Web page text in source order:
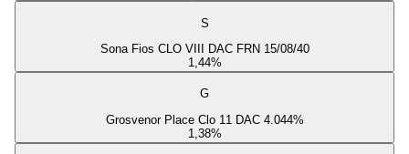
S
Sona Fios CLO VIII DAC FRN 15/08/40
1,44%
G
Grosvenor Place Clo 11 DAC 4.044%
1,38%